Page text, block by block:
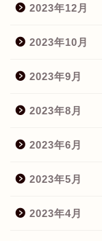
2023年12月
2023年10月
2023年9月
2023年8月
2023年6月
2023年5月
2023年4月